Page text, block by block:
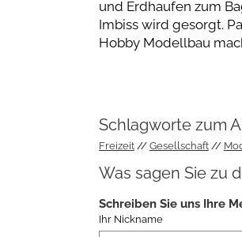
und Erdhaufen zum
Imbiss wird gesorgt.
Hobby Modellbau
Schlagworte zum
Freizeit Gesellschaft
Was sagen Sie zu
Schreiben Sie uns Ihre
Ihr Nickname